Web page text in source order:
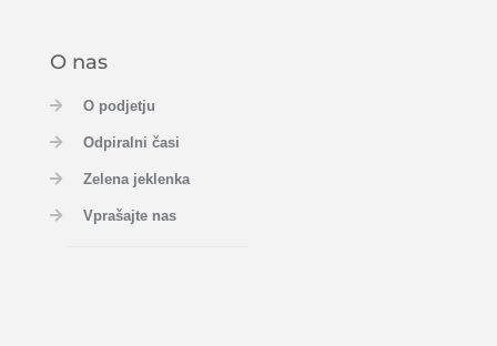
O nas
O podjetju
Odpiralni časi
Zelena jeklenka
Vprašajte nas